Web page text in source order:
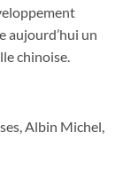
aujourd’hui un
chinoise.
Albin Michel,